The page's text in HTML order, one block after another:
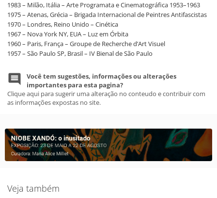
1983 – Milão, Itália – Arte Programata e Cinematográfica 1953–1963
1975 – Atenas, Grécia – Brigada Internacional de Peintres Antifascistas
1970 – Londres, Reino Unido – Cinética
1967 – Nova York NY, EUA – Luz em Órbita
1960 – Paris, França – Groupe de Recherche d’Art Visuel
1957 – São Paulo SP, Brasil – IV Bienal de São Paulo
Você tem sugestões, informações ou alterações
importantes para esta pagina?
Clique aqui para sugerir uma alteração no conteudo e contribuir com
as informações expostas no site.
Veja também